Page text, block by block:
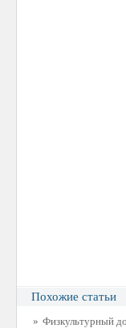
Похожие статьи
» Физкультурный